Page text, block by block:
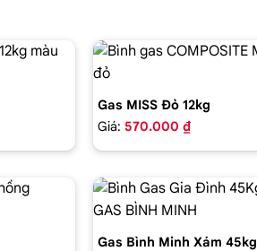
Gas MISS Đỏ 12kg
Giá: 570.000 ₫
Gas Bình Minh Xám 45kg